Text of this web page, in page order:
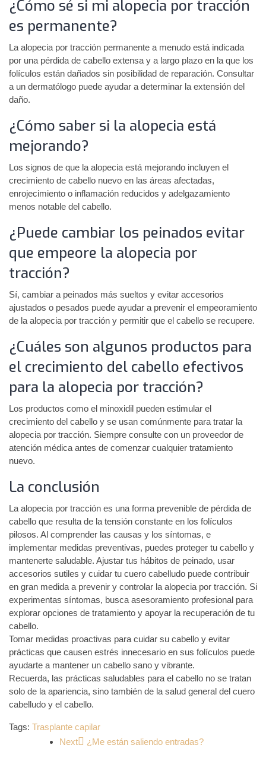
¿Cómo sé si mi alopecia por tracción
es permanente?
La alopecia por tracción permanente a menudo está indicada
por una pérdida de cabello extensa y a largo plazo en la que los
folículos están dañados sin posibilidad de reparación. Consultar
a un dermatólogo puede ayudar a determinar la extensión del
daño.
¿Cómo saber si la alopecia está
mejorando?
Los signos de que la alopecia está mejorando incluyen el
crecimiento de cabello nuevo en las áreas afectadas,
enrojecimiento o inflamación reducidos y adelgazamiento
menos notable del cabello.
¿Puede cambiar los peinados evitar
que empeore la alopecia por
tracción?
Sí, cambiar a peinados más sueltos y evitar accesorios
ajustados o pesados puede ayudar a prevenir el empeoramiento
de la alopecia por tracción y permitir que el cabello se recupere.
¿Cuáles son algunos productos para
el crecimiento del cabello efectivos
para la alopecia por tracción?
Los productos como el minoxidil pueden estimular el
crecimiento del cabello y se usan comúnmente para tratar la
alopecia por tracción. Siempre consulte con un proveedor de
atención médica antes de comenzar cualquier tratamiento
nuevo.
La conclusión
La alopecia por tracción es una forma prevenible de pérdida de
cabello que resulta de la tensión constante en los folículos
pilosos. Al comprender las causas y los síntomas, e
implementar medidas preventivas, puedes proteger tu cabello y
mantenerte saludable. Ajustar tus hábitos de peinado, usar
accesorios sutiles y cuidar tu cuero cabelludo puede contribuir
en gran medida a prevenir y controlar la alopecia por tracción. Si
experimentas síntomas, busca asesoramiento profesional para
explorar opciones de tratamiento y apoyar la recuperación de tu
cabello.
Tomar medidas proactivas para cuidar su cabello y evitar
prácticas que causen estrés innecesario en sus folículos puede
ayudarte a mantener un cabello sano y vibrante.
Recuerda, las prácticas saludables para el cabello no se tratan
solo de la apariencia, sino también de la salud general del cuero
cabelludo y el cabello.
Tags: Trasplante capilar
Next
¿Me están saliendo entradas?